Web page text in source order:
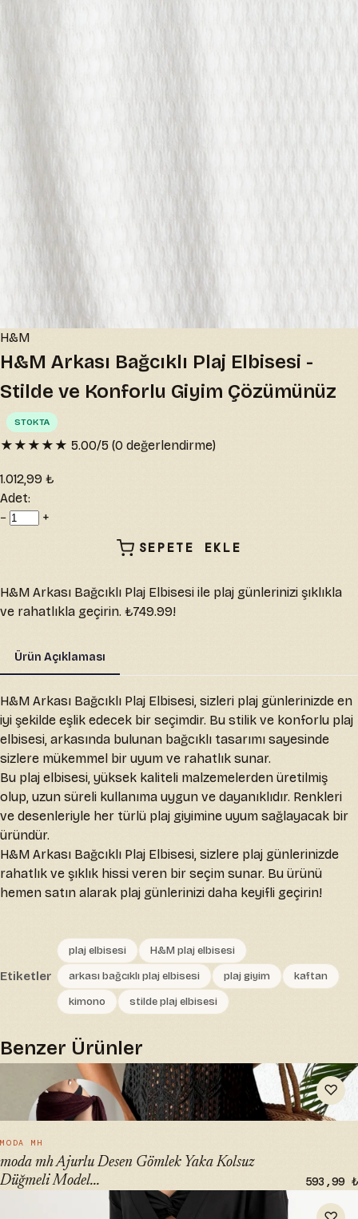
H&M
H&M Arkası Bağcıklı Plaj Elbisesi -
Stilde ve Konforlu Giyim Çözümünüz
STOKTA
★★★★★ 5.00/5 (0 değerlendirme)
1.012,99 ₺
Adet:
−
+
SEPETE EKLE
H&M Arkası Bağcıklı Plaj Elbisesi ile plaj günlerinizi şıklıkla
ve rahatlıkla geçirin. ₺749.99!
Ürün Açıklaması
H&M Arkası Bağcıklı Plaj Elbisesi, sizleri plaj günlerinizde en
iyi şekilde eşlik edecek bir seçimdir. Bu stilik ve konforlu plaj
elbisesi, arkasında bulunan bağcıklı tasarımı sayesinde
sizlere mükemmel bir uyum ve rahatlık sunar.
Bu plaj elbisesi, yüksek kaliteli malzemelerden üretilmiş
olup, uzun süreli kullanıma uygun ve dayanıklıdır. Renkleri
ve desenleriyle her türlü plaj giyimine uyum sağlayacak bir
üründür.
H&M Arkası Bağcıklı Plaj Elbisesi, sizlere plaj günlerinizde
rahatlık ve şıklık hissi veren bir seçim sunar. Bu ürünü
hemen satın alarak plaj günlerinizi daha keyifli geçirin!
Etiketler
plaj elbisesi
H&M plaj elbisesi
arkası bağcıklı plaj elbisesi
plaj giyim
kaftan
kimono
stilde plaj elbisesi
Benzer Ürünler
♡
" alt="moda mh Ajurlu Desen Gömlek Yaka Kolsuz Düğmeli
Model Bikini Üstü Rahat Kalıp Triko Plaj Elbisesi"
loading="lazy">
MODA MH
moda mh Ajurlu Desen Gömlek Yaka Kolsuz
Düğmeli Model...
593,99 ₺
" alt="SHEISMONO Maia Keten Kimono Siyah - Şık ve